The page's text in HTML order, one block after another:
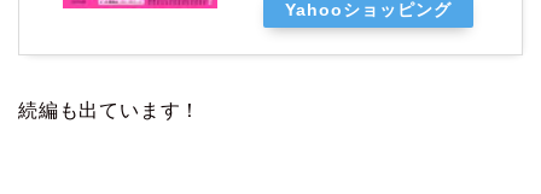
Yahooショッピング
続編も出ています！